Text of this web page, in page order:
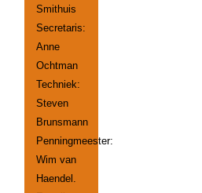
Smithuis
Secretaris:
Anne
Ochtman
Techniek:
Steven
Brunsmann
Penningmeester:
Wim van
Haendel.